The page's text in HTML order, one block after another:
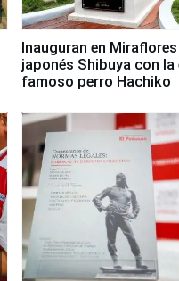
Inauguran en
japonés Shibuya con la
famoso perro Hachiko